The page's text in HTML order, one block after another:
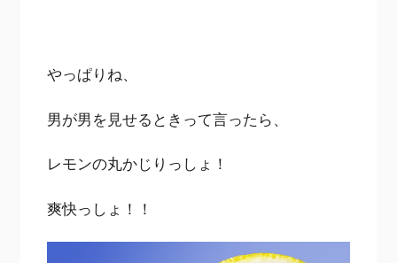
やっぱりね、
男が男を見せるときって言ったら、
レモンの丸かじりっしょ！
爽快っしょ！！